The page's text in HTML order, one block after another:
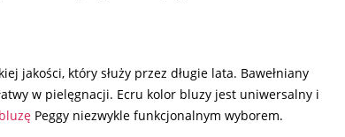
jakości, który służy przez długie lata. Bawełniany
w pielęgnacji. Ecru kolor bluzy jest uniwersalny i
bluzę Peggy niezwykle funkcjonalnym wyborem.